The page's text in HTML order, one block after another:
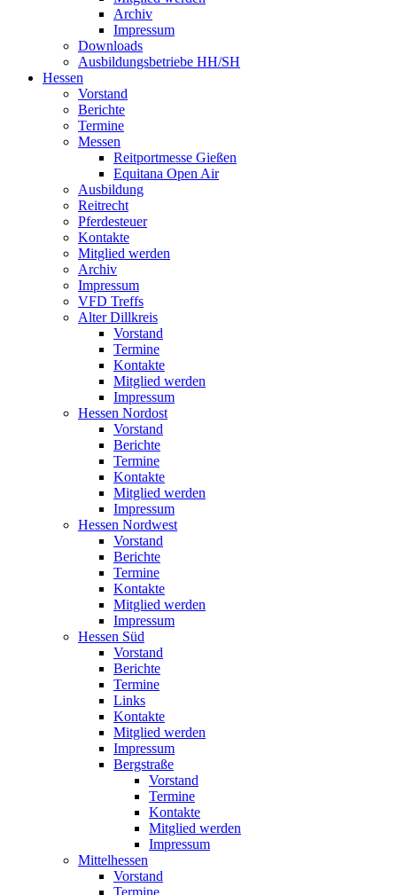
Archiv
Impressum
Downloads
Ausbildungsbetriebe HH/SH
Hessen
Vorstand
Berichte
Termine
Messen
Reitportmesse Gießen
Equitana Open Air
Ausbildung
Reitrecht
Pferdesteuer
Kontakte
Mitglied werden
Archiv
Impressum
VFD Treffs
Alter Dillkreis
Vorstand
Termine
Kontakte
Mitglied werden
Impressum
Hessen Nordost
Vorstand
Berichte
Termine
Kontakte
Mitglied werden
Impressum
Hessen Nordwest
Vorstand
Berichte
Termine
Kontakte
Mitglied werden
Impressum
Hessen Süd
Vorstand
Berichte
Termine
Links
Kontakte
Mitglied werden
Impressum
Bergstraße
Vorstand
Termine
Kontakte
Mitglied werden
Impressum
Mittelhessen
Vorstand
Termine